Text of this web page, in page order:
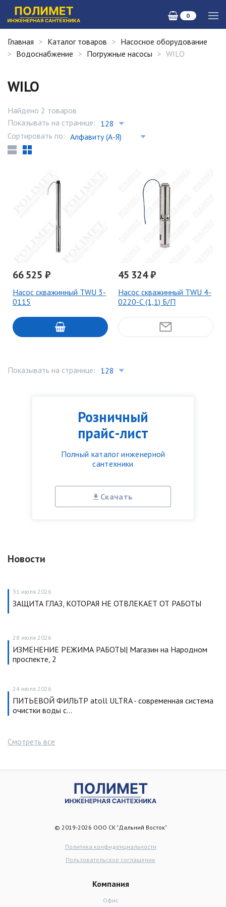
0
Розничный
прайс-лист
Полный каталог инженерной
сантехники
Скачать
Новости
31 июля 2026
ЗАЩИТА ГЛАЗ, КОТОРАЯ НЕ ОТВЛЕКАЕТ ОТ РАБОТЫ
28 июля 2026
ИЗМЕНЕНИЕ РЕЖИМА РАБОТЫ| Магазин на Народном
проспекте, 2
24 июля 2026
ПИТЬЕВОЙ ФИЛЬТР atoll ULTRA - современная система
очистки воды с…
Смотреть все
Главная Каталог товаров
Насосное оборудование
Водоснабжение
Погружные насосы WILO
WILO
Найдено 2 товаров
Показывать на странице:
Сортировать по:
66 525 ₽
Насос скважинный TWU 3-
0115
45 324 ₽
Насос скважинный TWU 4-
0220-C (1,1) Б/П
Показывать на странице:
© 2019-2026 ООО СК "Дальний Восток"
Политика конфиденциальности
Пользовательское соглашение
Компания
Офис